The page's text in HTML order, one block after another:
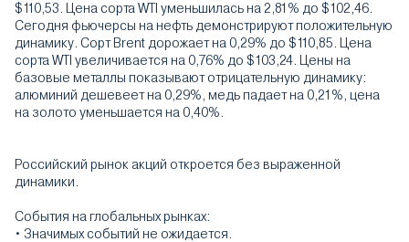
$110,53. Цена сорта WTI уменьшилась на 2,81% до $102,46.
Сегодня фьючерсы на нефть демонстрируют положительную
динамику. Сорт Brent дорожает на 0,29% до $110,85. Цена
сорта WTI увеличивается на 0,76% до $103,24. Цены на
базовые металлы показывают отрицательную динамику:
алюминий дешевеет на 0,29%, медь падает на 0,21%, цена
на золото уменьшается на 0,40%.
Российский рынок акций откроется без выраженной
динамики.
События на глобальных рынках:
• Значимых событий не ожидается.